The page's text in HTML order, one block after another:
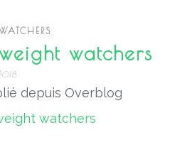
watchers
depuis Overblog